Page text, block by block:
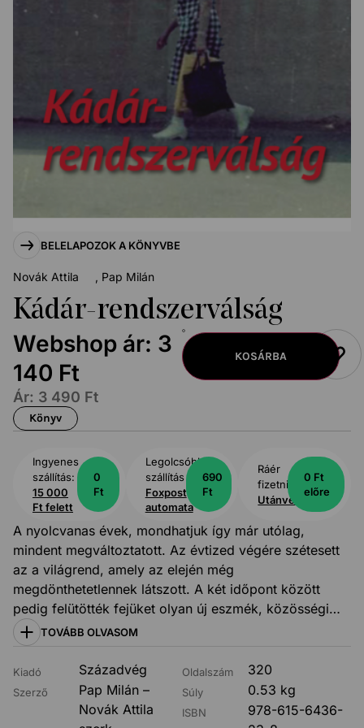
BELELAPOZOK A KÖNYVBE
Novák Attila Pap Milán
Kádár-rendszerválság
Webshop ár: 3
140 Ft
Ár: 3 490 Ft
KOSÁRBA
Könyv
Ingyenes
szállítás:
15 000
Ft felett
0
Ft
Legolcsóbb
szállítás
Foxpost
automata
690
Ft
Ráér
fizetni:
Utánvét
0 Ft
előre
A nyolcvanas évek, mondhatjuk így már utólag,
mindent megváltoztatott. Az évtized végére szétesett
az a világrend, amely az elején még
megdönthetetlennek látszott. A két időpont között
pedig felütötték fejüket olyan új eszmék, közösségi
gyakorlatok, technológiák és társadalmi problémák,
amelyekkel hosszú évtizedekig együtt kellett élnünk.
Többségük a mai napig befolyásolja mindennapjainkat.
Magyarországon a nyolcvanas években nyílt először
esély a szocialista rendszer megváltoztatására, így a
TOVÁBB OLVASOM
Kiadó Századvég
Szerző
Pap Milán –
Novák Attila
Oldalszám 320
Súly 0.53 kg
ISBN
978-615-6436-